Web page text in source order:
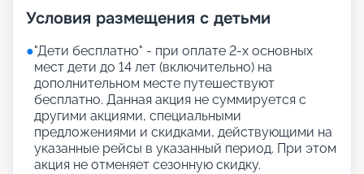
Условия размещения с детьми
●"Дети бесплатно" - при оплате 2-х основных
мест дети до 14 лет (включительно) на
дополнительном месте путешествуют
бесплатно. Данная акция не суммируется с
другими акциями, специальными
предложениями и скидками, действующими на
указанные рейсы в указанный период. При этом
акция не отменяет сезонную скидку.